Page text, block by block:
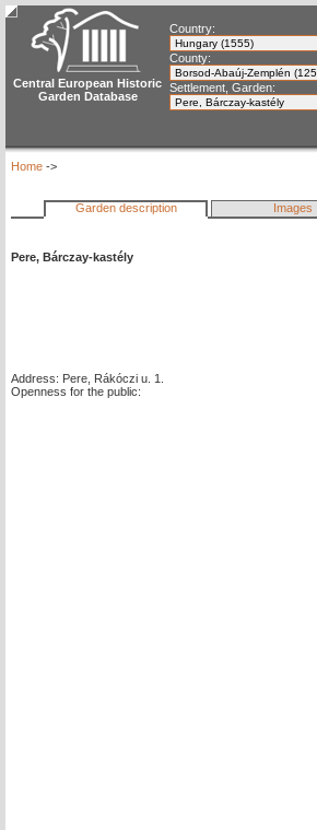
Central European Historic
Garden Database
Country:
County:
Settlement, Garden:
Home ->
Garden description Images
Pere, Bárczay-kastély
Address: Pere, Rákóczi u. 1.
Openness for the public: